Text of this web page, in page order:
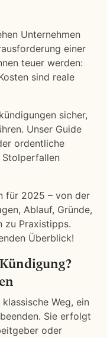
Unternehmen
einer
teuer werden:
sind reale
sicher,
Unser Guide
ordentliche
für 2025 – von der
Ablauf, Gründe,
zu Praxistipps.
Überblick!
Weg, ein
Sie erfolgt
oder